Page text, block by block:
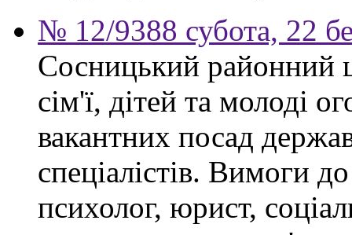
№ 12/9388 субота, 22
Сосницький районний
сім'ї, дітей та молоді
вакантних посад
спеціалістів. Вимоги
психолог, юрист,